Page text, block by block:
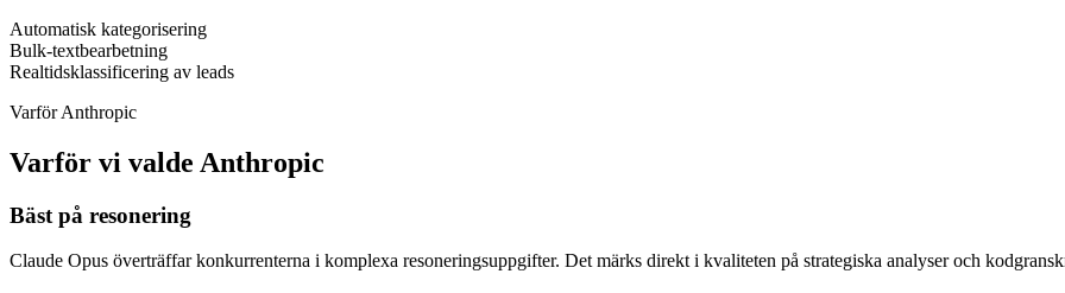
Automatisk kategorisering
Bulk-textbearbetning
Realtidsklassificering av leads
Varför Anthropic
Varför vi valde Anthropic
Bäst på resonering
Claude Opus överträffar konkurrenterna i komplexa resoneringsuppgifter. Det märks direkt i kvaliteten på strategiska analyser och